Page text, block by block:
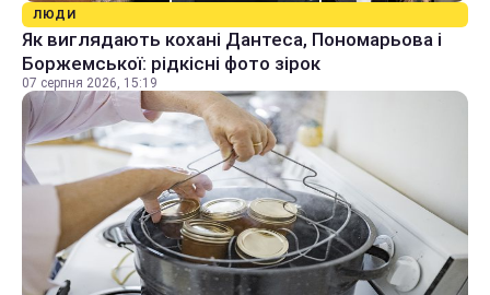
ЛЮДИ
Як виглядають кохані Дантеса, Пономарьова і
Боржемської: рідкісні фото зірок
07 серпня 2026, 15:19